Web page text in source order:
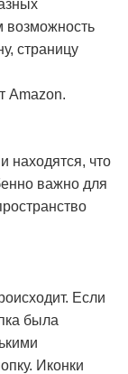
возможность
страницу
Amazon.
находятся, что
важно для
Если
была
Иконки